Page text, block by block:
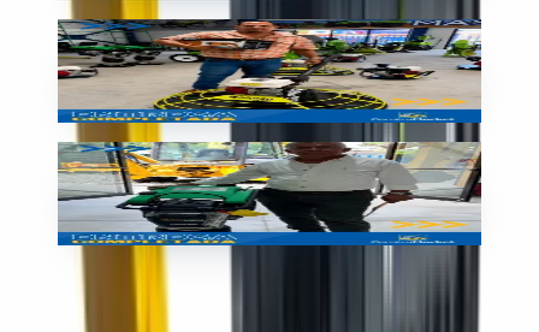
Entrega
Equipo liviano entregado
🇳🇮 Nicaragua
Entrega
Plancha compactadora entregada
🇳🇮 Nicaragua
Contacto en Guatemala